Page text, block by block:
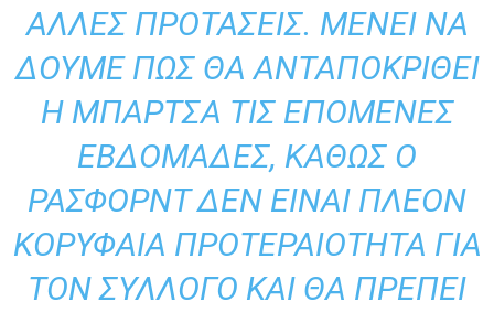
ΆΛΛΕΣ ΠΡΟΤΆΣΕΙΣ. ΜΈΝΕΙ ΝΑ
ΔΟΎΜΕ ΠΏΣ ΘΑ ΑΝΤΑΠΟΚΡΙΘΕΊ
Η ΜΠΆΡΤΣΑ ΤΙΣ ΕΠΌΜΕΝΕΣ
ΕΒΔΟΜΆΔΕΣ, ΚΑΘΏΣ Ο
ΡΆΣΦΟΡΝΤ ΔΕΝ ΕΊΝΑΙ ΠΛΈΟΝ
ΚΟΡΥΦΑΊΑ ΠΡΟΤΕΡΑΙΌΤΗΤΑ ΓΙΑ
ΤΟΝ ΣΎΛΛΟΓΟ ΚΑΙ ΘΑ ΠΡΈΠΕΙ